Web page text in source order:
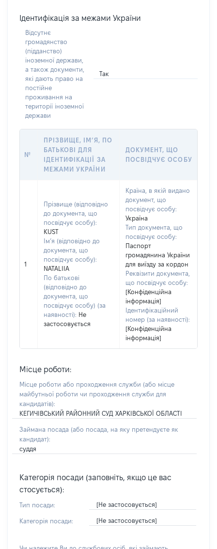
Ідентифікація за межами України
Відсутнє
громадянство
(підданство)
іноземної держави,
а також документи,
які дають право на
постійне
проживання на
території іноземної
держави
Так
№
ПРІЗВИЩЕ, ІМ’Я, ПО
БАТЬКОВІ ДЛЯ
ІДЕНТИФІКАЦІЇ ЗА
МЕЖАМИ УКРАЇНИ
ДОКУМЕНТ, ЩО
ПОСВІДЧУЄ ОСОБУ
1
Прізвище (відповідно
до документа, що
посвідчує особу):
KUST
Ім’я (відповідно до
документа, що
посвідчує особу):
NATALIIA
По батькові
(відповідно до
документа, що
посвідчує особу) (за
наявності): Не
застосовується
Країна, в якій видано
документ, що
посвідчує особу:
Україна
Тип документа, що
посвідчує особу:
Паспорт
громадянина України
для виїзду за кордон
Реквізити документа,
що посвідчує особу:
[Конфіденційна
інформація]
Ідентифікаційний
номер (за наявності):
[Конфіденційна
інформація]
Місце роботи:
Місце роботи або проходження служби (або місце
майбутньої роботи чи проходження служби для
кандидатів):
КЕГИЧІВСЬКИЙ РАЙОННИЙ СУД ХАРКІВСЬКОЇ ОБЛАСТІ
Займана посада (або посада, на яку претендуєте як
кандидат):
суддя
Категорія посади (заповніть, якщо це вас
стосується):
Тип посади: [Не застосовується]
Категорія посади: [Не застосовується]